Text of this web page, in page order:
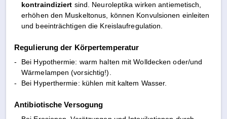
kontraindiziert sind. Neuroleptika wirken antiemetisch,
erhöhen den Muskeltonus, können Konvulsionen einleiten
und beeinträchtigen die Kreislaufregulation.
Regulierung der Körpertemperatur
-
Bei Hypothermie: warm halten mit Wolldecken oder/und
Wärmelampen (vorsichtig!).
-
Bei Hyperthermie: kühlen mit kaltem Wasser.
Antibiotische Versogung